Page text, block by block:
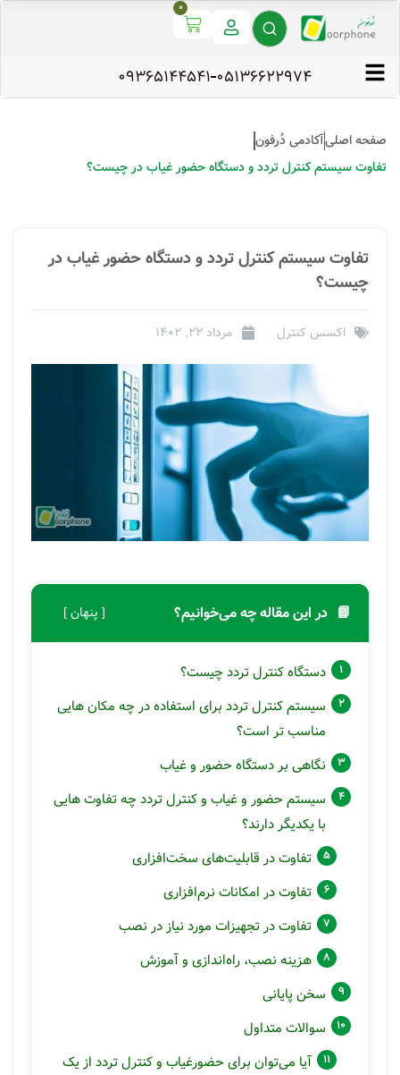
0
۰۵۱۳۶۶۲۲۹۷۴ 09365144541
صفحه اصلیآکادمی دُرفون
تفاوت سیستم کنترل تردد و دستگاه حضور غیاب در چیست؟
تفاوت سیستم کنترل تردد و دستگاه حضور غیاب در
چیست؟
اکسس کنترل مرداد 22, 1402
📘 در این مقاله چه می‌خوانیم؟ [ پنهان ]
دستگاه کنترل تردد چیست؟
سیستم کنترل تردد برای استفاده در چه مکان هایی
مناسب تر است؟
نگاهی بر دستگاه حضور و غیاب
سیستم حضور و غیاب و کنترل تردد چه تفاوت هایی
با یکدیگر دارند؟
تفاوت در قابلیت‌های سخت‌افزاری
تفاوت در امکانات نرم‌افزاری
تفاوت در تجهیزات مورد نیاز در نصب
هزینه نصب، راه‌اندازی و آموزش
سخن پایانی
سوالات متداول
آیا می‌توان برای حضورغیاب و کنترل تردد از یک